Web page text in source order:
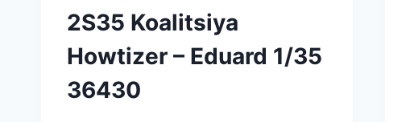
2S35 Koalitsiya
Howtizer – Eduard 1/35
36430